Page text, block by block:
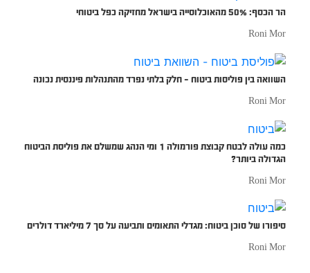
הר הכסף: 50% מהאוכלוסייה בישראל מחזיקה כפל ביטוחי
Roni Mor
השוואה בין פוליסות ביטוח – חלק בלתי נפרד מהתנהלות פיננסית נכונה
Roni Mor
כמה עולה לבטח קבוצת פורמולה 1 ומי הנהג שמשלם את פוליסת הביטוח
הגדולה ביותר?
Roni Mor
סיפורו של סוכן ביטוח: מגדלי התאומים ותביעה על סך 7 מיליארד דולרים
Roni Mor